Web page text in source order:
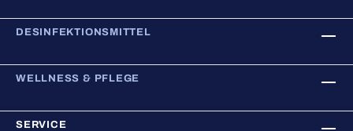
DESINFEKTIONSMITTEL
WELLNESS & PFLEGE
SERVICE